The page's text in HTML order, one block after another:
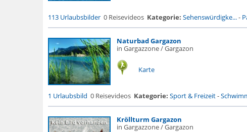
113 Urlaubsbilder 0 Reisevideos Kategorie: Sehenswürdigke...-
Naturbad Gargazon
in Gargazzone / Gargazon
Karte
1 Urlaubsbild 0 Reisevideos Kategorie: Sport & Freizeit-
Kröllturm Gargazon
in Gargazzone / Gargazon